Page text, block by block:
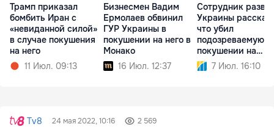
Трамп приказал
бомбить Иран с
«невиданной силой»
в случае покушения
на него
11 Июл. 09:13
Бизнесмен Вадим
Ермолаев обвинил
ГУР Украины в
покушении на него в
Монако
16 Июл. 12:37
Сотрудник
Украины
что убил
подозреваемую в
покушении на
олигарха
7 Июл. 16:10
Tv8 24 мая 2022, 10:16 2 569